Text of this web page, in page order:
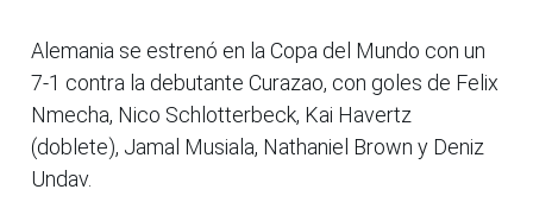
Alemania se estrenó en la Copa del Mundo con un
7-1 contra la debutante Curazao, con goles de Felix
Nmecha, Nico Schlotterbeck, Kai Havertz
(doblete), Jamal Musiala, Nathaniel Brown y Deniz
Undav.